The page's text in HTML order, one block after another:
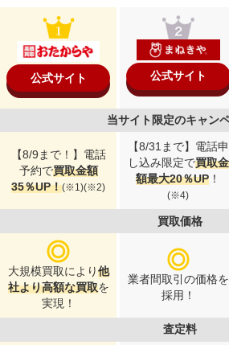
当サイト限定のキャン
買取価格
査定料
公式サイト
【8/9まで！】電話
予約で買取金額
35％UP！(※1)(※2)
大規模買取により他
社より高額な買取を
実現！
公式サイト
【8/31まで】電話申
し込み限定で買取金
額最大20％UP ！
(※4)
業者間取引の価格を
採用！